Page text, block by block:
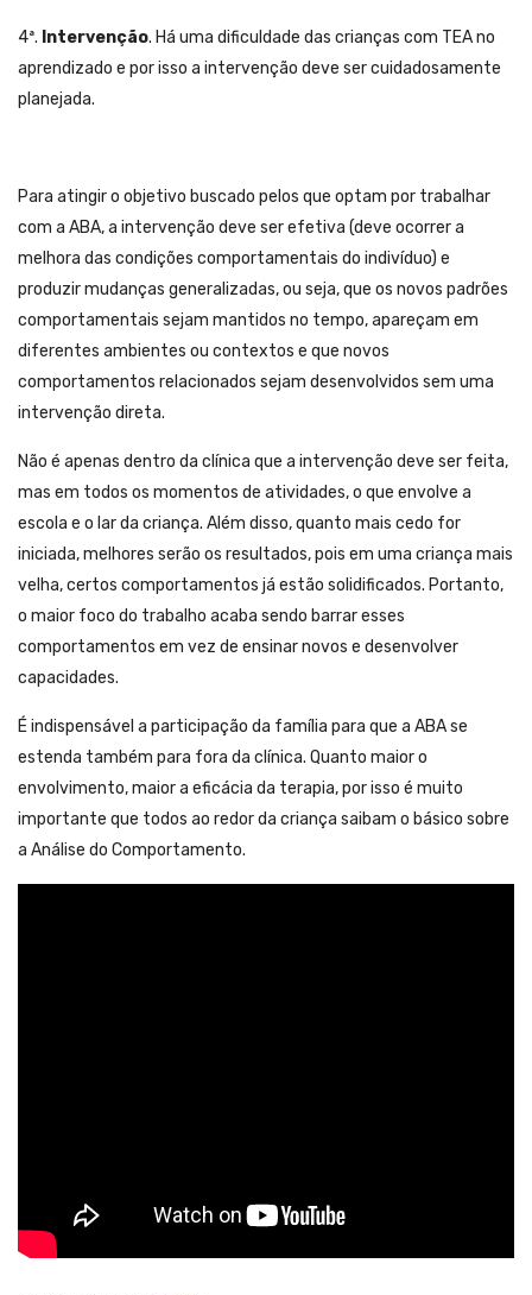
4ª. Intervenção. Há uma dificuldade das crianças com TEA no
aprendizado e por isso a intervenção deve ser cuidadosamente
planejada.
Para atingir o objetivo buscado pelos que optam por trabalhar
com a ABA, a intervenção deve ser efetiva (deve ocorrer a
melhora das condições comportamentais do indivíduo) e
produzir mudanças generalizadas, ou seja, que os novos padrões
comportamentais sejam mantidos no tempo, apareçam em
diferentes ambientes ou contextos e que novos
comportamentos relacionados sejam desenvolvidos sem uma
intervenção direta.
Não é apenas dentro da clínica que a intervenção deve ser feita,
mas em todos os momentos de atividades, o que envolve a
escola e o lar da criança. Além disso, quanto mais cedo for
iniciada, melhores serão os resultados, pois em uma criança mais
velha, certos comportamentos já estão solidificados. Portanto,
o maior foco do trabalho acaba sendo barrar esses
comportamentos em vez de ensinar novos e desenvolver
capacidades.
É indispensável a participação da família para que a ABA se
estenda também para fora da clínica. Quanto maior o
envolvimento, maior a eficácia da terapia, por isso é muito
importante que todos ao redor da criança saibam o básico sobre
a Análise do Comportamento.